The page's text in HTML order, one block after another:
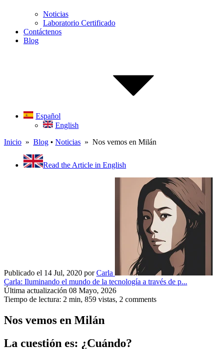
Noticias
Laboratorio Certificado
Contáctenos
Blog
Español
English
Inicio » Blog • Noticias » Nos vemos en Milán
Read the Article in English
Publicado el 14 Jul, 2020 porCarla
Carla: Iluminando el mundo de la tecnología a través de p...
Última actualización 08 Mayo, 2026
Tiempo de lectura: 2 min, 859 vistas, 2 comments
Nos vemos en Milán
La cuestión es: ¿Cuándo?